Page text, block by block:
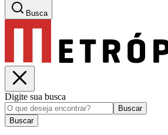
Busca
Digite sua busca
Buscar
Buscar